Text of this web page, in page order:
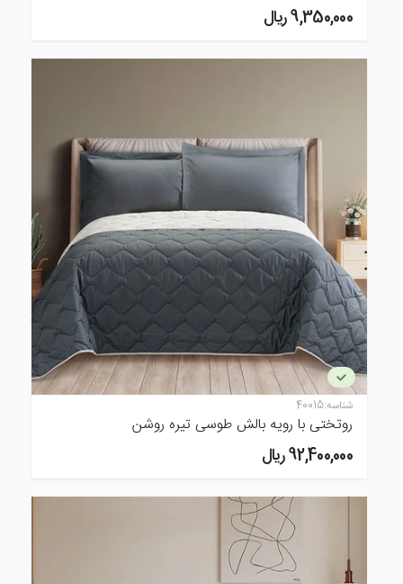
9,350,000 ريال
شناسه:40015
روتختی با رویه بالش طوسی تیره روشن
92,400,000 ريال